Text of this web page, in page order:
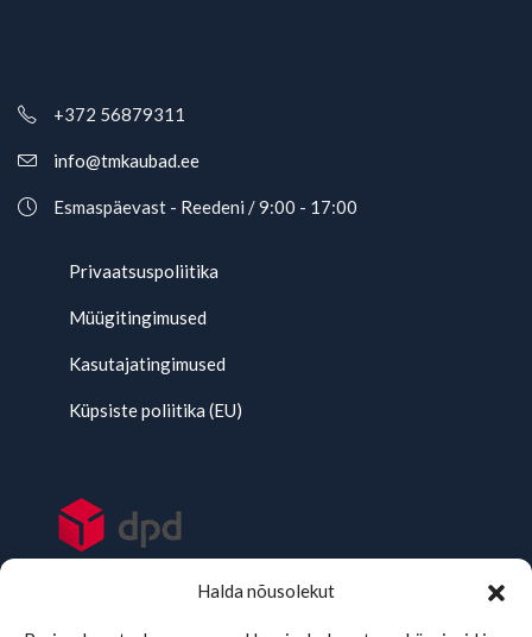
Halda nõusolekut
+372 56879311
info@tmkaubad.ee
Esmaspäevast - Reedeni / 9:00 - 17:00
Privaatsuspoliitika
Müügitingimused
Kasutajatingimused
Küpsiste poliitika (EU)